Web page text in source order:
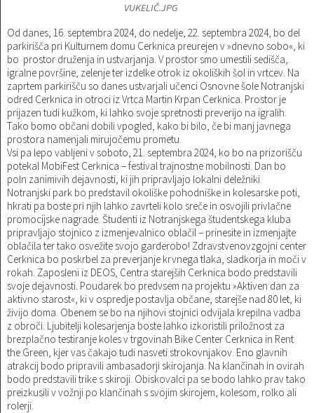
VUKELIČ.JPG
Od danes, 16. septembra 2024, do nedelje, 22. septembra 2024, bo del
parkirišča pri Kulturnem domu Cerknica preurejen v »dnevno sobo«, ki
bo prostor druženja in ustvarjanja. V prostor smo umestili sedišča,
igralne površine, zelenje ter izdelke otrok iz okoliških šol in vrtcev. Na
zaprtem parkirišču so danes ustvarjali učenci Osnovne šole Notranjski
odred Cerknica in otroci iz Vrtca Martin Krpan Cerknica. Prostor je
prijazen tudi kužkom, ki lahko svoje spretnosti preverijo na igralih.
Tako bomo občani dobili vpogled, kako bi bilo, če bi manj javnega
prostora namenjali mirujočemu prometu.
Vsi pa lepo vabljeni v soboto, 21. septembra 2024, ko bo na prizorišču
potekal MobiFest Cerknica – festival trajnostne mobilnosti. Dan bo
poln zanimivih dejavnosti, ki jih pripravljajo lokalni deležniki.
Notranjski park bo predstavil okoliške pohodniške in kolesarske poti,
hkrati pa boste pri njih lahko zavrteli kolo sreče in osvojili privlačne
promocijske nagrade. Študenti iz Notranjskega študentskega kluba
pripravljajo stojnico z izmenjevalnico oblačil – prinesite in izmenjajte
oblačila ter tako osvežite svojo garderobo! Zdravstvenovzgojni center
Cerknica bo poskrbel za preverjanje krvnega tlaka, sladkorja in moči v
rokah. Zaposleni iz DEOS, Centra starejših Cerknica bodo predstavili
svoje dejavnosti. Poudarek bo predvsem na projektu »Aktiven dan za
aktivno starost«, ki v ospredje postavlja občane, starejše nad 80 let, ki
živijo doma. Obenem se bo na njihovi stojnici odvijala krepilna vadba
z obroči. Ljubitelji kolesarjenja boste lahko izkoristili priložnost za
brezplačno testiranje koles v trgovinah Bike Center Cerknica in Rent
the Green, kjer vas čakajo tudi nasveti strokovnjakov. Eno glavnih
atrakcij bodo pripravili ambasadorji skirojanja. Na klančinah in ovirah
bodo predstavili trike s skiroji. Obiskovalci pa se bodo lahko prav tako
preizkusili v vožnji po klančinah s svojim skirojem, kolesom, rolko ali
rolerji.
Vizitka občine
Svet za preventivo in vzgojo v cestnem prometu
Služba za stanovanjsko dejavnost
Služba za civilno zaščito
Služba za družbene dejavnosti
Služba za gospodarstvo, turizem in kmetijstvo
Služba za šport
Služba za krajevne skupnosti
Strategije in koncepti
Proračuni občine